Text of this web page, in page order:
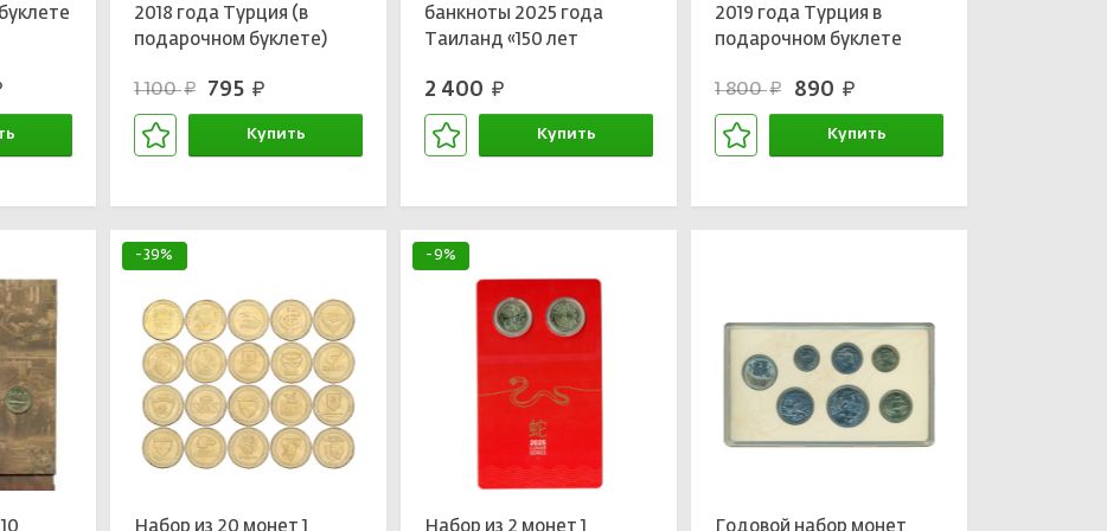
2018 года Турция (в
подарочном буклете)
1 100руб. 795 руб.
Купить
банкноты 2025 года
Таиланд «150 лет
финансов» (в буклете)
2 400 руб.
Купить
2019 года Турция в
подарочном буклете
1 800руб. 890 руб.
Купить
-39%
Набор из 20 монет 1
-9%
Набор из 2 монет 1
Годовой набор монет